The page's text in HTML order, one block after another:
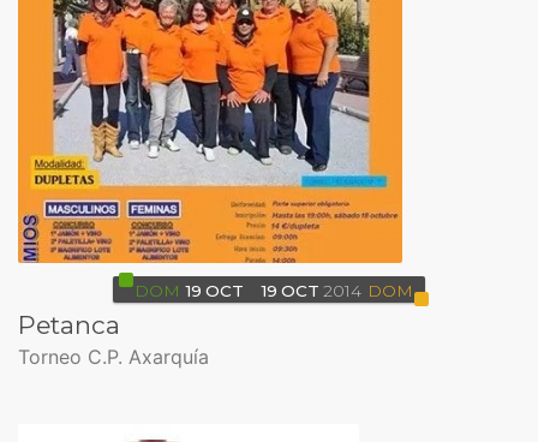
DOM 19 OCT 19 OCT 2014 DOM
Petanca
Torneo C.P. Axarquía